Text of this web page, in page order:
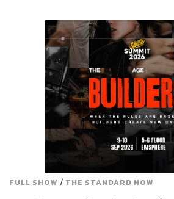
FULL SHOW / THE STANDARD NOW